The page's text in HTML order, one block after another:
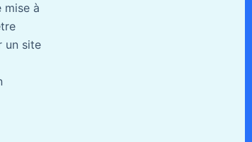
mise à
un site